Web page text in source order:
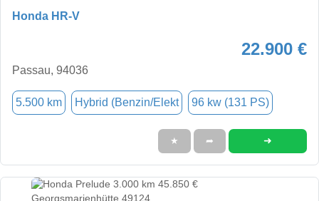
Honda HR-V
22.900 €
Passau, 94036
5.500 km Hybrid (Benzin/Elekt 96 kw (131 PS)
★ ➦ ➜